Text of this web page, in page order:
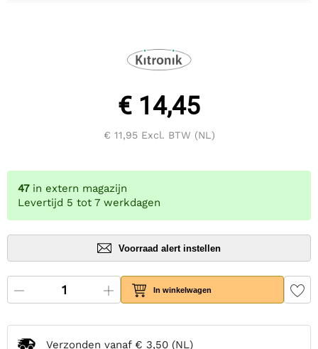
€ 14,45
€ 11,95Excl. BTW (NL)
47 in extern magazijn
Levertijd 5 tot 7 werkdagen
Voorraad alert instellen
In winkelwagen
Verzonden vanaf € 3,50 (NL)